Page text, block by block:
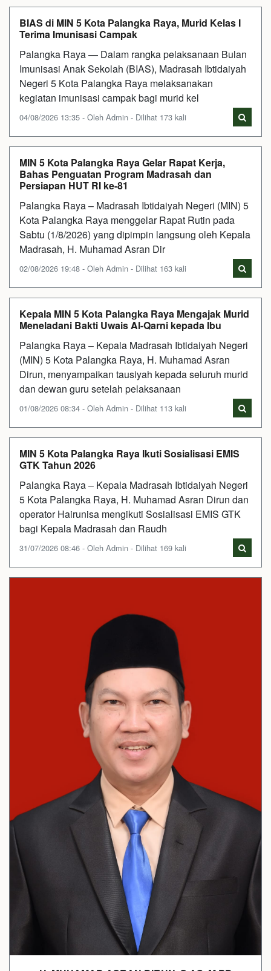
BIAS di MIN 5 Kota Palangka Raya, Murid Kelas I
Terima Imunisasi Campak
Palangka Raya — Dalam rangka pelaksanaan Bulan
Imunisasi Anak Sekolah (BIAS), Madrasah Ibtidaiyah
Negeri 5 Kota Palangka Raya melaksanakan
kegiatan imunisasi campak bagi murid kel
04/08/2026 13:35 - Oleh Admin - Dilihat 173 kali
MIN 5 Kota Palangka Raya Gelar Rapat Kerja,
Bahas Penguatan Program Madrasah dan
Persiapan HUT RI ke-81
Palangka Raya – Madrasah Ibtidaiyah Negeri (MIN) 5
Kota Palangka Raya menggelar Rapat Rutin pada
Sabtu (1/8/2026) yang dipimpin langsung oleh Kepala
Madrasah, H. Muhamad Asran Dir
02/08/2026 19:48 - Oleh Admin - Dilihat 163 kali
Kepala MIN 5 Kota Palangka Raya Mengajak Murid
Meneladani Bakti Uwais Al-Qarni kepada Ibu
Palangka Raya – Kepala Madrasah Ibtidaiyah Negeri
(MIN) 5 Kota Palangka Raya, H. Muhamad Asran
Dirun, menyampaikan tausiyah kepada seluruh murid
dan dewan guru setelah pelaksanaan
01/08/2026 08:34 - Oleh Admin - Dilihat 113 kali
MIN 5 Kota Palangka Raya Ikuti Sosialisasi EMIS
GTK Tahun 2026
Palangka Raya – Kepala Madrasah Ibtidaiyah Negeri
5 Kota Palangka Raya, H. Muhamad Asran Dirun dan
operator Hairunisa mengikuti Sosialisasi EMIS GTK
bagi Kepala Madrasah dan Raudh
31/07/2026 08:46 - Oleh Admin - Dilihat 169 kali